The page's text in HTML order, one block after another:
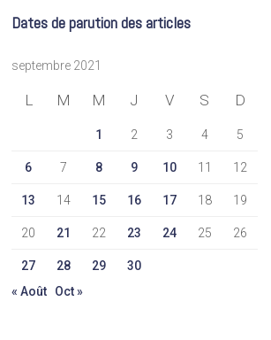
Dates de parution des articles
septembre 2021
L M M J V S D
1 2 3 4 5
6 7 8 9 10 11 12
13 14 15 16 17 18 19
20 21 22 23 24 25 26
27 28 29
30
« Août
Oct »